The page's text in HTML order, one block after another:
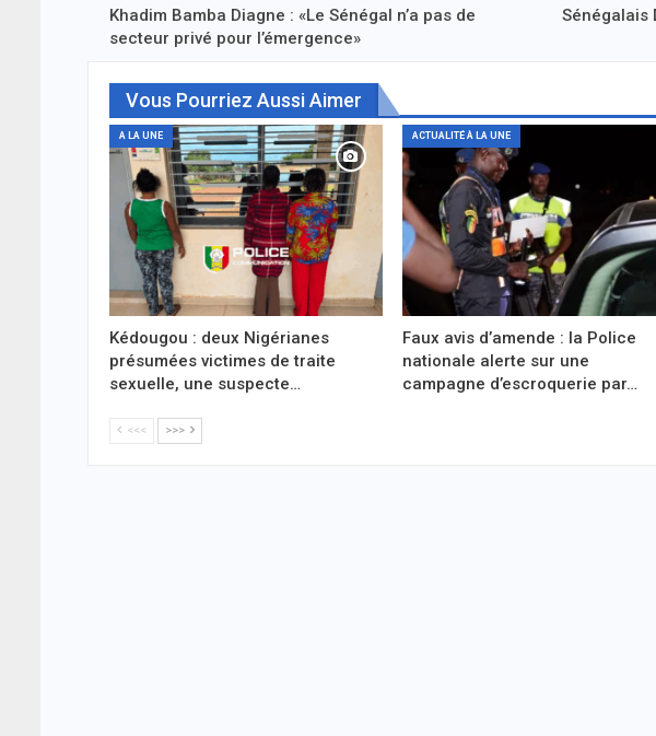
Khadim Bamba Diagne : «Le Sénégal n’a pas de
secteur privé pour l’émergence»
Sénégalais
Vous Pourriez Aussi Aimer
A LA UNE
Kédougou : deux Nigérianes
présumées victimes de traite
sexuelle, une suspecte…
ACTUALITÉ À LA UNE
Faux avis d’amende : la Police
nationale alerte sur une
campagne d’escroquerie par…
<<< >>>